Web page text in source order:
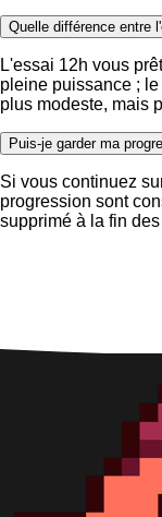
Quelle différence entre
L'essai 12h vous
pleine puissance ;
plus modeste, mais
Puis-je garder ma
Si vous continuez
progression sont
supprimé à la fin